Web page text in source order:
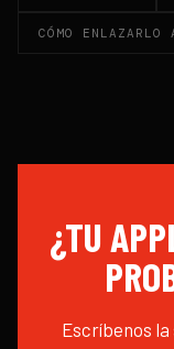
CÓMO ENLAZARLO
¿TU
Escríbenos